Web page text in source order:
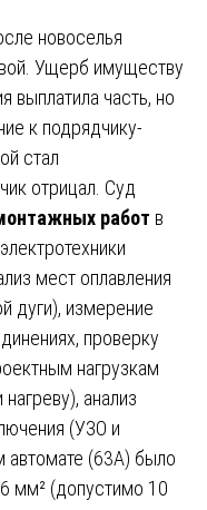
новоселья
Ущерб имуществу
выплатила часть, но
к подрядчику-
стал
отрицал. Суд
работ в
мест оплавления
дуги), измерение
проверку
нагрузкам
анализ
(УЗО и
автомате (63А) было
мм² (допустимо 10